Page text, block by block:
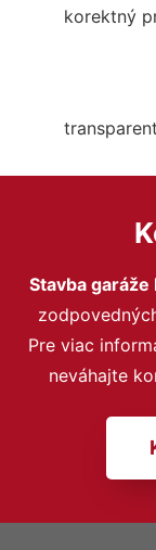
korektný
Stavba
Pre viac
neváhajte